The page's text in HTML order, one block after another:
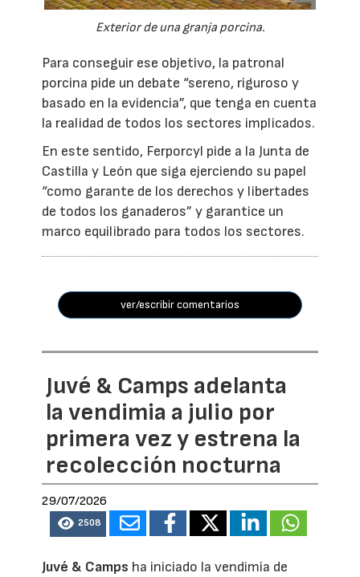
Exterior de una granja porcina.
Para conseguir ese objetivo, la patronal
porcina pide un debate “sereno, riguroso y
basado en la evidencia”, que tenga en cuenta
la realidad de todos los sectores implicados.
En este sentido, Ferporcyl pide a la Junta de
Castilla y León que siga ejerciendo su papel
“como garante de los derechos y libertades
de todos los ganaderos” y garantice un
marco equilibrado para todos los sectores.
ver/escribir comentarios
Juvé & Camps adelanta
la vendimia a julio por
primera vez y estrena la
recolección nocturna
29/07/2026
2508
Juvé & Camps ha iniciado la vendimia de